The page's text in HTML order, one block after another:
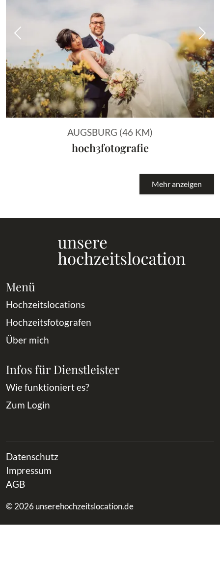
Vorheriges Bild
AUGSBURG (46 KM)
hoch3fotografie
Mehr anzeigen
Menü
Hochzeitslocations
Hochzeitsfotografen
Über mich
Infos für Dienstleister
Wie funktioniert es?
Zum Login
Datenschutz
Impressum
AGB
© 2026 unserehochzeitslocation.de